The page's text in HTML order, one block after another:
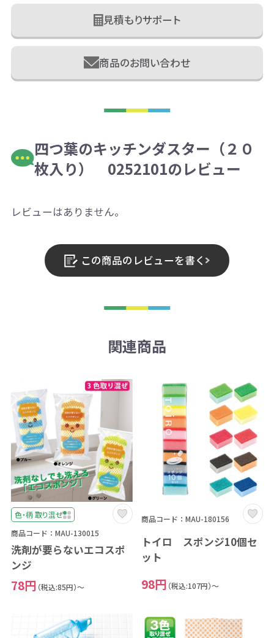
見積もりサポート
商品のお問い合わせ
四つ葉のキッチンダスター（２０
枚入り） 0252101のレビュー
レビューはありません。
この商品のレビューを書く
関連商品
色・柄 取り混ぜ
商品コード：MAU-130015
洗剤が要らないエコスポ
ンジ
78円 （税込:85円）～
商品コード：MAU-180156
トイロ スポンジ10個セ
ット
98円 （税込:107円）～